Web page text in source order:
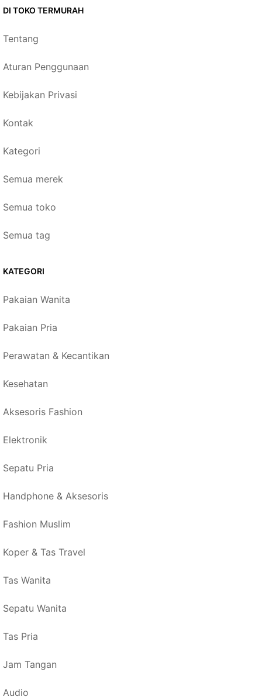
DI TOKO TERMURAH
Tentang
Aturan Penggunaan
Kebijakan Privasi
Kontak
Kategori
Semua merek
Semua toko
Semua tag
KATEGORI
Pakaian Wanita
Pakaian Pria
Perawatan & Kecantikan
Kesehatan
Aksesoris Fashion
Elektronik
Sepatu Pria
Handphone & Aksesoris
Fashion Muslim
Koper & Tas Travel
Tas Wanita
Sepatu Wanita
Tas Pria
Jam Tangan
Audio